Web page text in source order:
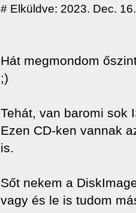
# Elküldve: 2023. Dec.
Hát megmondom
;)
Tehát, van baromi sok
Ezen CD-ken vannak
is.
Sőt nekem a
vagy és le is tudom